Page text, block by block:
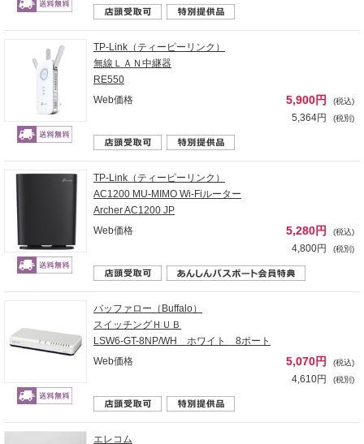
TP-Link（ティーピーリンク）
無線ＬＡＮ中継器
RE550
Web価格
5,900円 (税込)
5,364円 (税別)
TP-Link（ティーピーリンク）
AC1200 MU-MIMO Wi-Fiルーター
Archer AC1200 JP
Web価格
5,280円 (税込)
4,800円 (税別)
バッファロー（Buffalo）
スイッチングＨＵＢ
LSW6-GT-8NP/WH ホワイト 8ポート
Web価格
5,070円 (税込)
4,610円 (税別)
エレコム